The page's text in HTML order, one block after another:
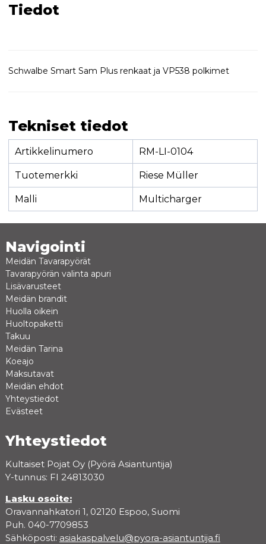
Tiedot
Schwalbe Smart Sam Plus renkaat ja VP538 polkimet
Tekniset tiedot
Artikkelinumero RM-LI-0104
Tuotemerkki Riese Müller
Malli Multicharger
Navigointi
Meidän Tavarapyörät
Tavarapyörän valinta apuri
Lisävarusteet
Meidän brandit
Huolla oikein
Huoltopaketti
Takuu
Meidän Tarina
Koeajo
Maksutavat
Meidän ehdot
Yhteystiedot
Evästeet
Yhteystiedot
Kultaiset Pojat Oy (Pyörä Asiantuntija)
Y-tunnus: FI 24813030
Lasku osoite:
Oravannahkatori 1, 02120 Espoo, Suomi
Puh. 040-7709853
Sähköposti: asiakaspalvelu@pyora-asiantuntija.fi